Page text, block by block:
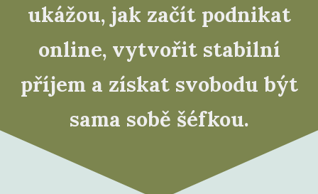
ukážou, jak začít podnikat
online, vytvořit stabilní
příjem a získat svobodu být
sama sobě šéfkou.